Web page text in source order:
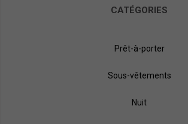
CATÉGORIES
Prêt-à-porter
Sous-vêtements
Nuit